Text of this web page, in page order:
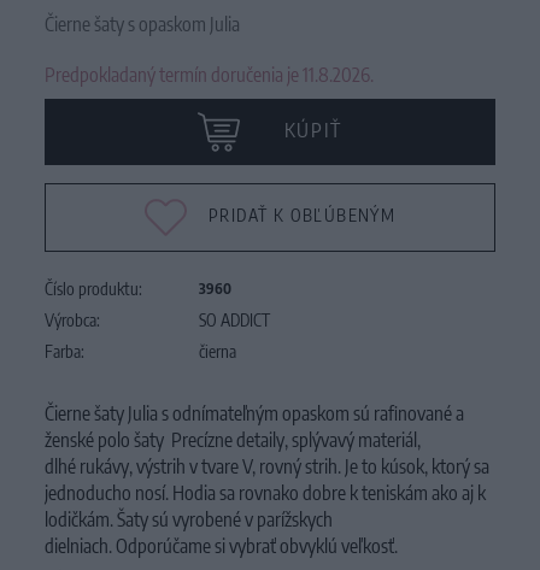
Čierne šaty s opaskom Julia
Predpokladaný termín doručenia je 11.8.2026.
KÚPIŤ
PRIDAŤ K OBĽÚBENÝM
Číslo produktu: 3960
Výrobca:
SO ADDICT
Farba:
čierna
Čierne šaty Julia s odnímateľným opaskom sú rafinované a
ženské polo šaty Precízne detaily, splývavý materiál,
dlhé rukávy, výstrih v tvare V, rovný strih. Je to kúsok, ktorý sa
jednoducho nosí. Hodiasa rovnako dobre k teniskám ako aj k
lodičkám. Šaty sú vyrobené v parížskych
dielniach. Odporúčame si vybrať obvyklú veľkosť.